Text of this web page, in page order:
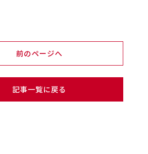
前のページへ
記事一覧に戻る